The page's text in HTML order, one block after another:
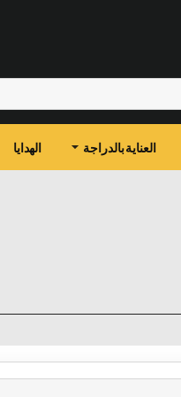
العناية بالدراجة الهدايا